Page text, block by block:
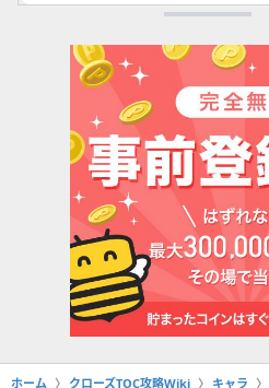
ホーム クローズTOC攻略Wiki キャラ